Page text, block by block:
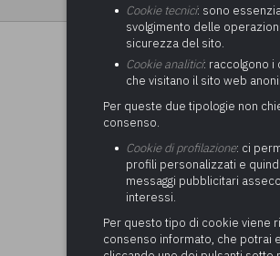
Determinazione
decentrate
Pratiche
ai comuni per
(Partenariato
Privato)
Società e
adempimenti
Adeguamento
gestione
nuove linee
documento
Protezione dei
altrimenti
Protection
Supporto
digitale
Gestione IVA
Gestione IRAP
Consolidato
Relazione di fine
mandato
Supporto alla
del Piano
Attività di
Energetiche (ex
Controllo
Cookie tecnici: sono
svolgimento delle
sicurezza del sito.
Cookie analitici: raccolgono i
che visitano il sito web
Per queste due tipologie non
consenso.
Cookie di profilazione: ci
profili personalizzati e
messaggi pubblicitari
interessi.
Per questo tipo di cookie viene
consenso informato, che potrai